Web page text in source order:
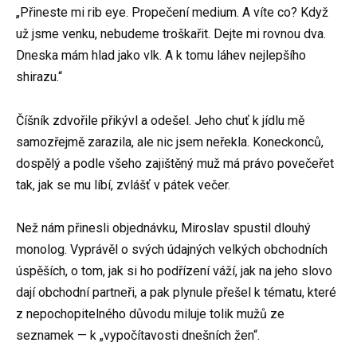
„Přineste mi rib eye. Propečení medium. A víte co? Když
už jsme venku, nebudeme troškařit. Dejte mi rovnou dva.
Dneska mám hlad jako vlk. A k tomu láhev nejlepšího
shirazu.“
Číšník zdvořile přikývl a odešel. Jeho chuť k jídlu mě
samozřejmě zarazila, ale nic jsem neřekla. Koneckonců,
dospělý a podle všeho zajištěný muž má právo povečeřet
tak, jak se mu líbí, zvlášť v pátek večer.
Než nám přinesli objednávku, Miroslav spustil dlouhý
monolog. Vyprávěl o svých údajných velkých obchodních
úspěších, o tom, jak si ho podřízení váží, jak na jeho slovo
dají obchodní partneři, a pak plynule přešel k tématu, které
z nepochopitelného důvodu miluje tolik mužů ze
seznamek — k „vypočítavosti dnešních žen“.